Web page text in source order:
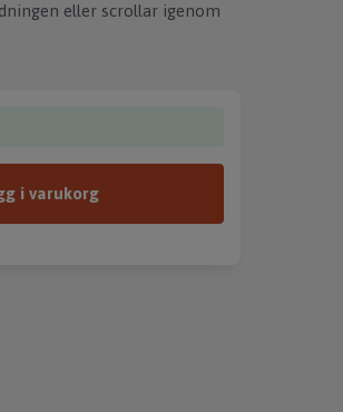
eller scrollar igenom
i varukorg